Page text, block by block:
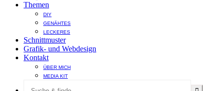
Themen
DIY
GENÄHTES
LECKERES
Schnittmuster
Grafik- und Webdesign
Kontakt
ÜBER MICH
MEDIA KIT